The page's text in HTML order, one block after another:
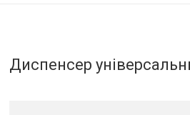
Диспенсер